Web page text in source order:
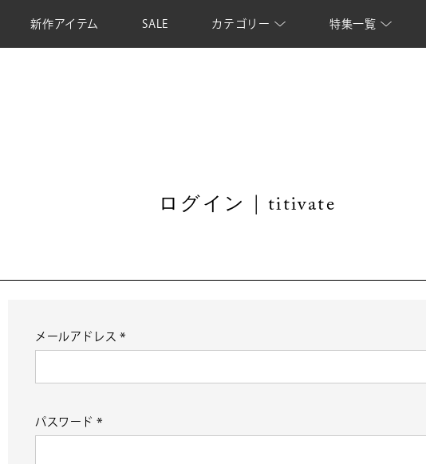
新作アイテム SALE カテゴリー 特集一覧
ログイン | titivate
メールアドレス
須)
パスワード